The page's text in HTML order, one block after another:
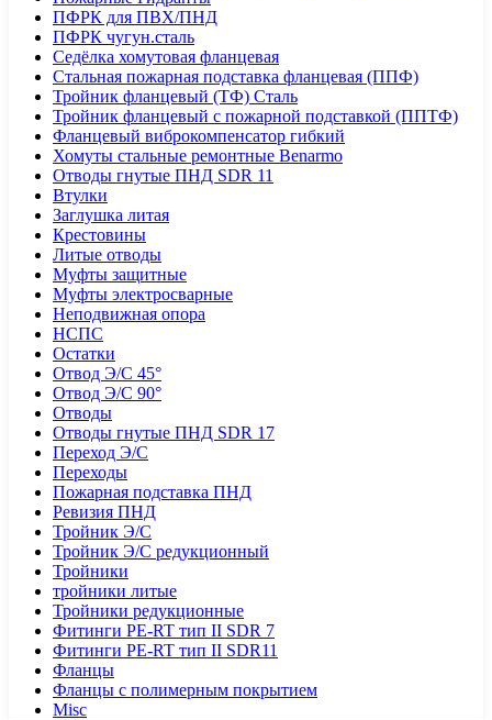
ПФРК для ПВХ/ПНД
ПФРК чугун.сталь
Седёлка хомутовая фланцевая
Стальная пожарная подставка фланцевая (ППФ)
Тройник фланцевый (ТФ) Сталь
Тройник фланцевый с пожарной подставкой (ППТФ)
Фланцевый виброкомпенсатор гибкий
Хомуты стальные ремонтные Benarmo
Отводы гнутые ПНД SDR 11
Втулки
Заглушка литая
Крестовины
Литые отводы
Муфты защитные
Муфты электросварные
Неподвижная опора
НСПС
Остатки
Отвод Э/С 45°
Отвод Э/С 90°
Отводы
Отводы гнутые ПНД SDR 17
Переход Э/С
Переходы
Пожарная подставка ПНД
Ревизия ПНД
Тройник Э/С
Тройник Э/С редукционный
Тройники
тройники литые
Тройники редукционные
Фитинги PE-RT тип II SDR 7
Фитинги PE-RT тип II SDR11
Фланцы
Фланцы с полимерным покрытием
Misc